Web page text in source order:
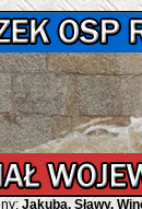
Jakuba, Sławy,